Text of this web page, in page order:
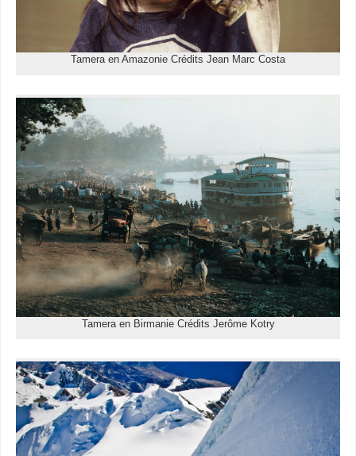
Tamera en Amazonie Crédits Jean Marc Costa
Tamera en Birmanie Crédits Jerôme Kotry